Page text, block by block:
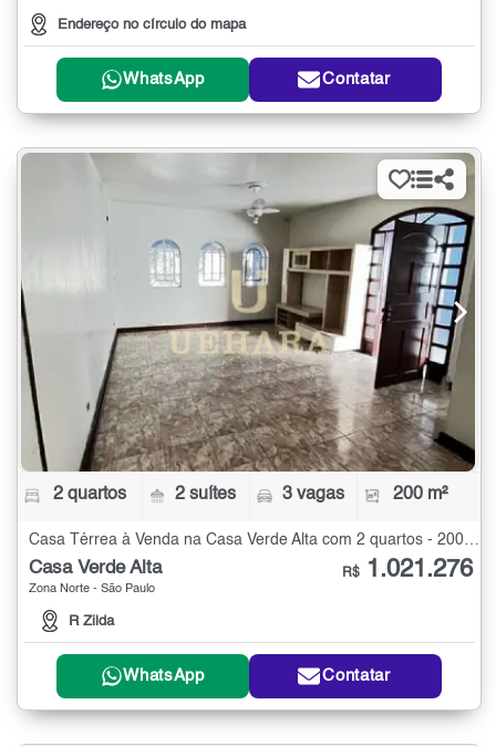
Endereço no círculo do mapa
WhatsApp Contatar
2 quartos 2 suítes 3 vagas 200 m²
Casa Verde Alta
Zona Norte - São Paulo
R Zilda
R$ 1.021.276
WhatsApp Contatar